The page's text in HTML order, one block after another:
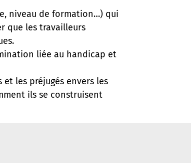
niveau de formation…) qui
que les travailleurs
liée au handicap et
les préjugés envers les
ils se construisent